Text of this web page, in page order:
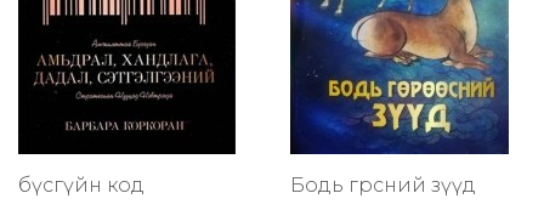
бүсгүйн код Бодь гөрөөсний зүүд